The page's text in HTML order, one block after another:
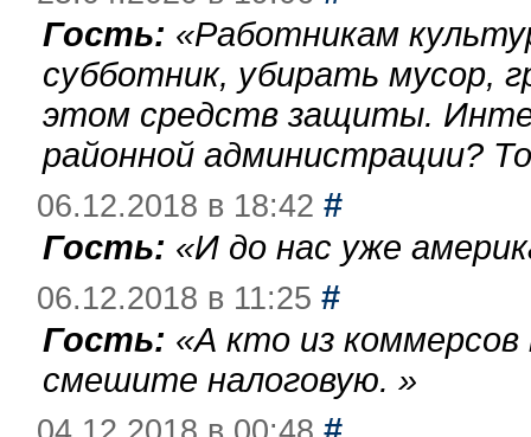
Гость: «Работникам
субботник, убирать мусор,
этом средств защиты.
районной администрации?
06.12.2018 в 18:42 #
Гость: «И до нас уже
06.12.2018 в 11:25 #
Гость: «А кто из
смешите налоговую. »